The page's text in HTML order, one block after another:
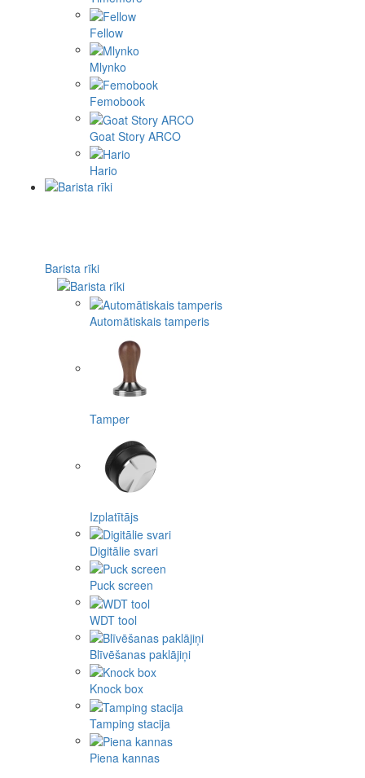
Fellow
Mlynko
Femobook
Goat Story ARCO
Hario
Barista rīki
Automātiskais tamperis
Tamper
Izplatītājs
Digitālie svari
Puck screen
WDT tool
Blīvēšanas paklājiņi
Knock box
Tamping stacija
Piena kannas